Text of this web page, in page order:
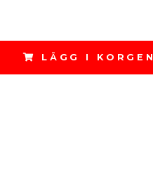
LÄGG I KORGEN